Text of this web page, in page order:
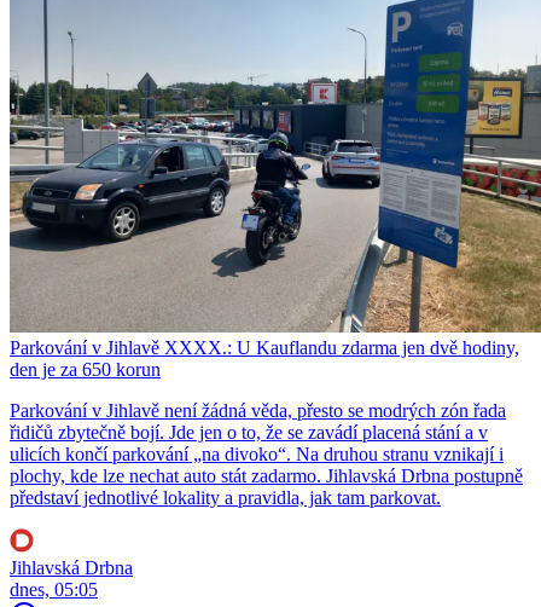
Parkování v Jihlavě XXXX.: U Kauflandu zdarma jen dvě hodiny,
den je za 650 korun
Parkování v Jihlavě není žádná věda, přesto se modrých zón řada
řidičů zbytečně bojí. Jde jen o to, že se zavádí placená stání a v
ulicích končí parkování „na divoko“. Na druhou stranu vznikají i
plochy, kde lze nechat auto stát zadarmo. Jihlavská Drbna postupně
představí jednotlivé lokality a pravidla, jak tam parkovat.
Jihlavská Drbna
dnes, 05:05